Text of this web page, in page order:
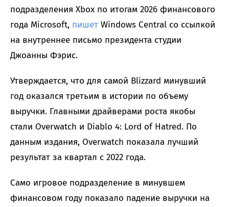
подразделения Xbox по итогам 2026 финансового
года Microsoft, пишет Windows Central со ссылкой
на внутреннее письмо президента студии
Джоанны Фэрис.
Утверждается, что для самой Blizzard минувший
год оказался третьим в истории по объему
выручки. Главными драйверами роста якобы
стали Overwatch и Diablo 4: Lord of Hatred. По
данным издания, Overwatch показала лучший
результат за квартал с 2022 года.
Само игровое подразделение в минувшем
финансовом году показало падение выручки на